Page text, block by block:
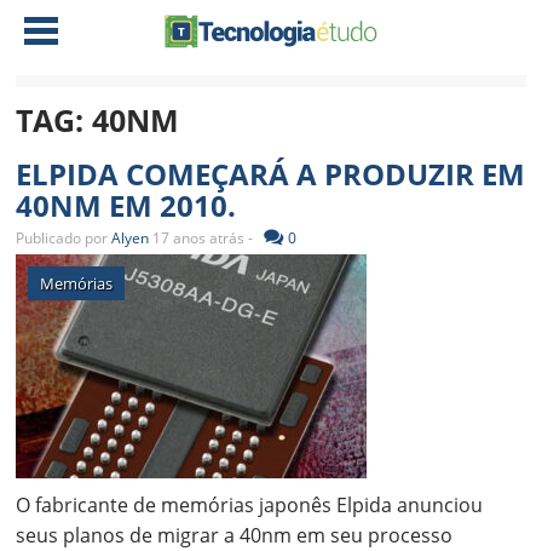
NOTÍCIAS
AMD
INTEL
ATI
NVIDIA
SOFTWARE
NOTEBOOKS
TABLETS
CELULAR
IOS
NOKIA
JOGOS
DOWNLOADS
ANÁLISE
TAG:40NM
ELPIDA COMEÇARÁ A PRODUZIR EM
40NM EM 2010.
Publicado porAlyen 17 anos atrás - 0
Memórias
O fabricante de memórias japonês Elpida anunciou
seus planos de migrar a 40nm em seu processo